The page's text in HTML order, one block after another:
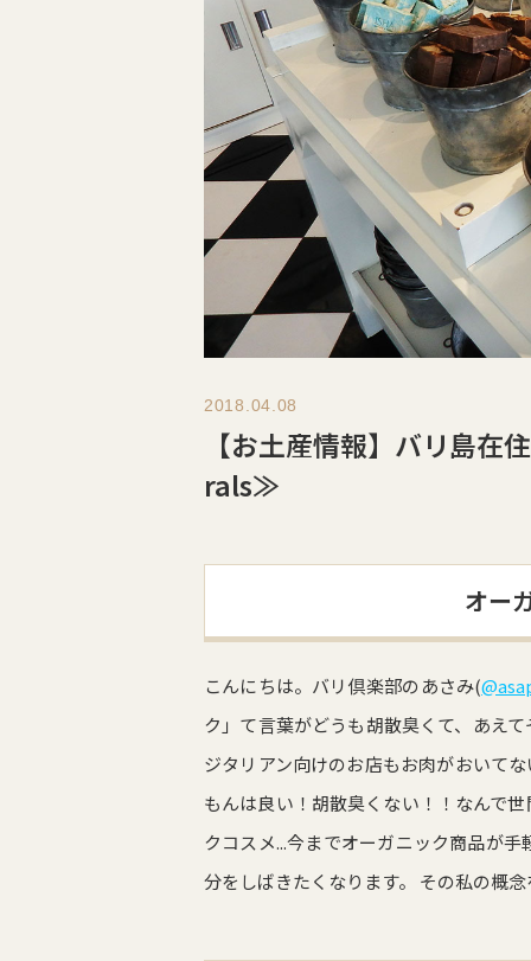
2018.04.08
【お土産情報】バリ島
rals≫
オー
こんにちは。バリ倶楽部のあさみ(
ク」て言葉がどうも胡散臭くて、あえ
ジタリアン向けのお店もお肉がおいて
もんは良い！胡散臭くない！！なんで
クコスメ...今までオーガニック商品が
分をしばきたくなります。 その私の概